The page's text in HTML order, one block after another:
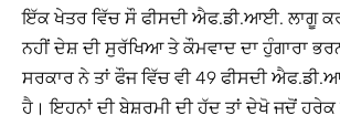
ਇੱਕ ਖੇਤਰ ਵਿੱਚ ਸੌ ਫੀਸਦੀ ਐਫ.ਡੀ.ਆਈ. ਲਾਗੂ
ਨਹੀਂ ਦੇਸ਼ ਦੀ ਸੁਰੱਖਿਆ ਤੇ ਕੌਮਵਾਦ ਦਾ ਹੁੰਗਾਰਾ
ਸਰਕਾਰ ਨੇ ਤਾਂ ਫੌਜ ਵਿੱਚ ਵੀ 49 ਫੀਸਦੀ
ਹੈ। ਇਹਨਾਂ ਦੀ ਬੇਸ਼ਰਮੀ ਦੀ ਹੱਦ ਤਾਂ ਦੇਖੋ ਜਦੋਂ ਹਰੇਕ